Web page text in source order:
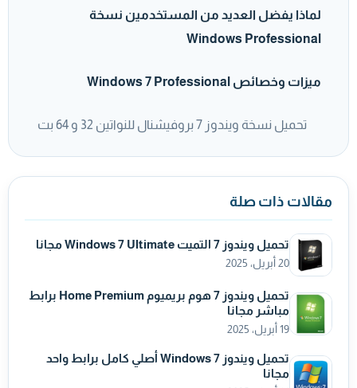
لماذا يفضل العديد من المستخدمين نسخة
Windows Professional
ميزات وخصائص Windows 7 Professional
تحميل نسخة ويندوز 7 بروفيشنال للنواتين 32 و 64 بت
مقالات ذات صلة
تحميل ويندوز 7 التميت Windows 7 Ultimate مجانا
20 أبريل، 2025
تحميل ويندوز 7 هوم بريميوم Home Premium برابط
مباشر مجانا
19 أبريل، 2025
تحميل ويندوز 7 Windows أصلي كامل برابط واحد
مجانا